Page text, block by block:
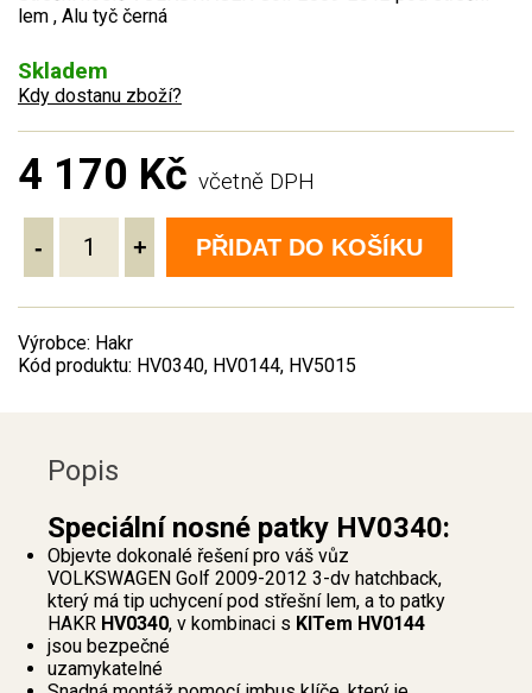
lem , Alu tyč černá
Skladem
Kdy dostanu zboží?
4 170 Kč včetně DPH
- + PŘIDAT DO KOŠÍKU
Výrobce: Hakr
Kód produktu: HV0340, HV0144, HV5015
Popis
Speciální nosné patky HV0340:
Objevte dokonalé řešení pro váš vůz
VOLKSWAGEN Golf 2009-2012 3-dv hatchback,
který má tip uchycení pod střešní lem, a to patky
HAKR HV0340, v kombinaci s KITem HV0144
jsou bezpečné
uzamykatelné